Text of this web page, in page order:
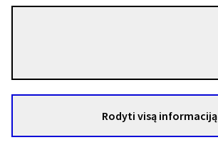
Rodyti visą informaciją